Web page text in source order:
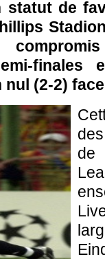
de
finales
(2-2)